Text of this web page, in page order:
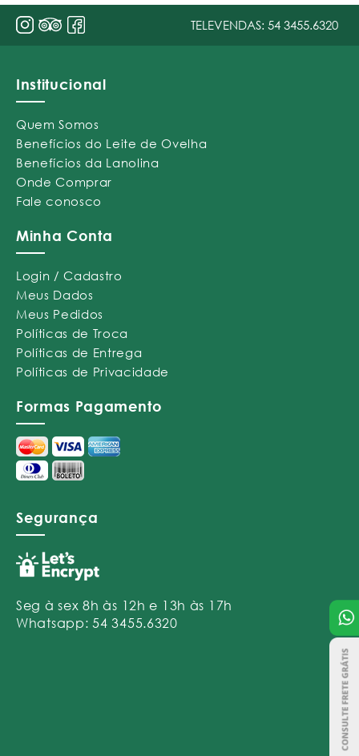
TELEVENDAS: 54 3455.6320
Institucional
Quem Somos
Benefícios do Leite de Ovelha
Benefícios da Lanolina
Onde Comprar
Fale conosco
Minha Conta
Login / Cadastro
Meus Dados
Meus Pedidos
Políticas de Troca
Políticas de Entrega
Políticas de Privacidade
Formas Pagamento
Segurança
Seg à sex 8h às 12h e 13h às 17h
Whatsapp: 54 3455.6320